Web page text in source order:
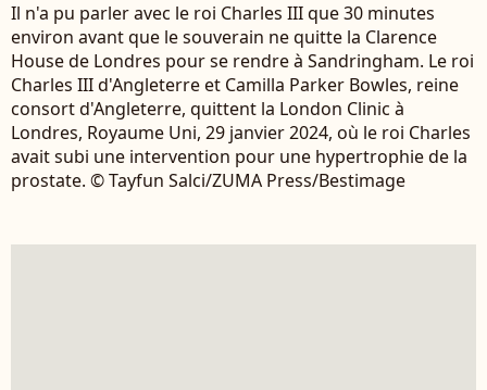
Il n'a pu parler avec le roi Charles III que 30 minutes
environ avant que le souverain ne quitte la Clarence
House de Londres pour se rendre à Sandringham. Le roi
Charles III d'Angleterre et Camilla Parker Bowles, reine
consort d'Angleterre, quittent la London Clinic à
Londres, Royaume Uni, 29 janvier 2024, où le roi Charles
avait subi une intervention pour une hypertrophie de la
prostate. © Tayfun Salci/ZUMA Press/Bestimage